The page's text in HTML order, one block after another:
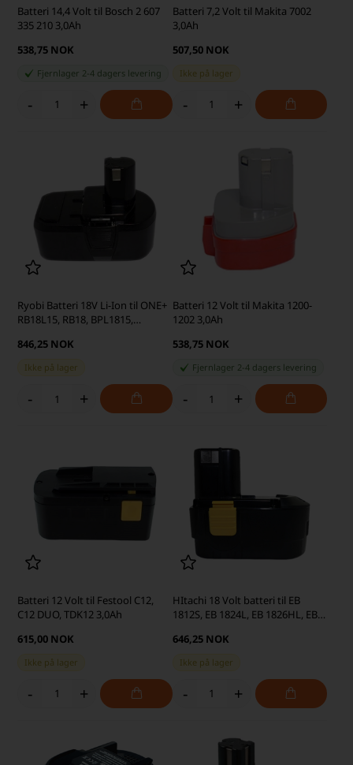
Batteri 14,4 Volt til Bosch 2 607
335 210 3,0Ah
538,75 NOK
Fjernlager 2-4 dagers levering
- +
Batteri 7,2 Volt til Makita 7002
3,0Ah
507,50 NOK
Ikke på lager
- +
Ryobi Batteri 18V Li-Ion til ONE+
RB18L15, RB18, BPL1815,
846,25 NOK
Ikke på lager
- +
Batteri 12 Volt til Makita 1200-
1202 3,0Ah
538,75 NOK
Fjernlager 2-4 dagers levering
- +
Batteri 12 Volt til Festool C12,
C12 DUO, TDK12 3,0Ah
615,00 NOK
Ikke på lager
- +
HItachi 18 Volt batteri til EB
1812S, EB 1824L, EB 1826HL, EB
646,25 NOK
Ikke på lager
- +